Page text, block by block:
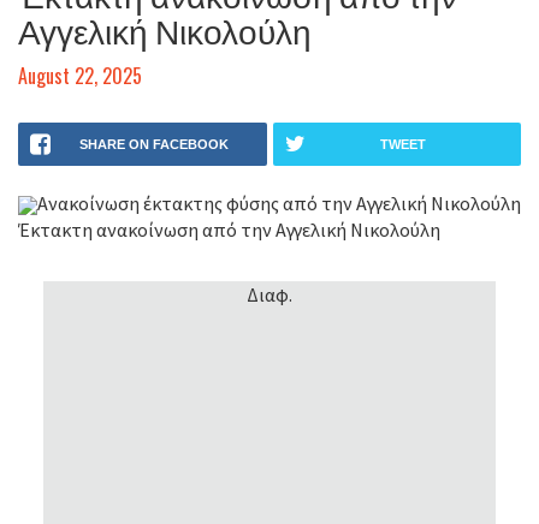
Αγγελική Νικολούλη
August 22, 2025
SHARE ON FACEBOOK TWEET
Ανακοίνωση έκτακτης φύσης από την Αγγελική Νικολούλη
Έκτακτη ανακοίνωση από την Αγγελική Νικολούλη
Διαφ.